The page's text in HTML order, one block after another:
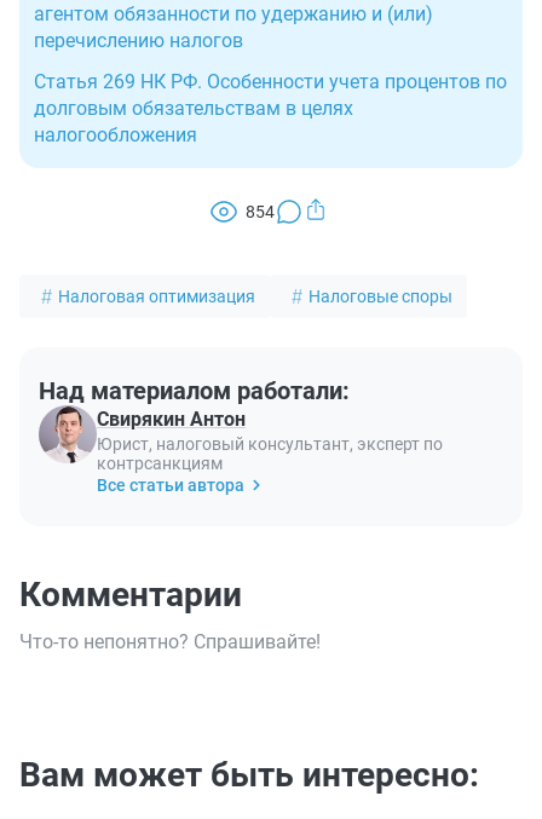
агентом обязанности по удержанию и (или)
перечислению налогов
Статья 269 НК РФ. Особенности учета процентов по
долговым обязательствам в целях
налогообложения
854
Налоговая оптимизация Налоговые споры
Над материалом работали:
Свирякин Антон
Юрист, налоговый консультант, эксперт по
контрсанкциям
Все статьи автора
Комментарии
Что-то непонятно? Спрашивайте!
Вам может быть интересно: